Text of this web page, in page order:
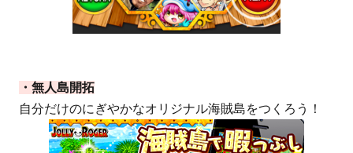
・無人島開拓
自分だけのにぎやかなオリジナル海賊島をつくろう！